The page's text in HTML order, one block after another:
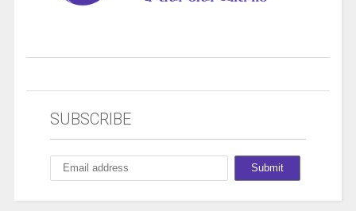
SUBSCRIBE